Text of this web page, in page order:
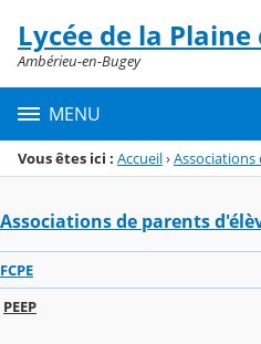
Menu de la rubrique
Contenu
Lycée de la Plaine
Ambérieu-en-Bugey
MENU
Vous êtes ici : Accueil›Associations
Associations de parents
FCPE
PEEP